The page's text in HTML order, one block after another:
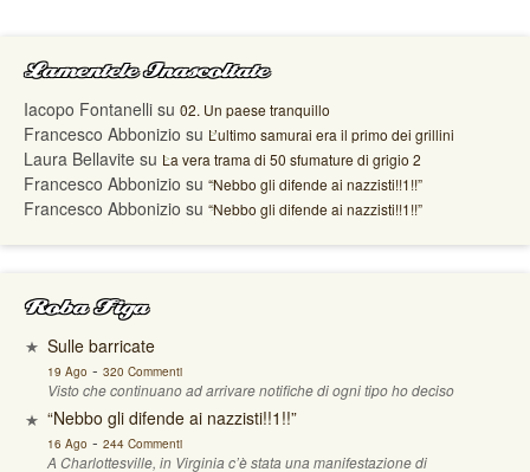
Lamentele Inascoltate
Iacopo Fontanelli su 02. Un paese tranquillo
Francesco Abbonizio su L’ultimo samurai era il primo dei grillini
Laura Bellavite su La vera trama di 50 sfumature di grigio 2
Francesco Abbonizio su “Nebbo gli difende ai nazzisti!!1!!”
Francesco Abbonizio su “Nebbo gli difende ai nazzisti!!1!!”
Roba Figa
Sulle barricate
19 Ago - 320 Commenti
Visto che continuano ad arrivare notifiche di ogni tipo ho deciso
“Nebbo gli difende ai nazzisti!!1!!”
16 Ago - 244 Commenti
A Charlottesville, in Virginia c’è stata una manifestazione di